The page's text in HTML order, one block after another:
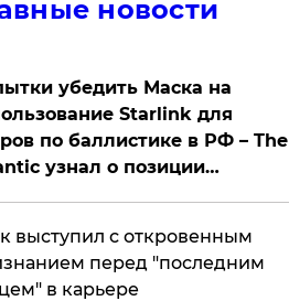
новости
убедить Маска на
Starlink для
по баллистике в РФ – The
узнал о позиции
выступил с откровенным
перед "последним
в карьере